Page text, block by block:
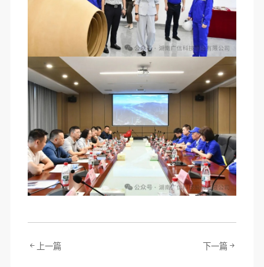
上一篇 下一篇